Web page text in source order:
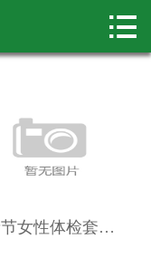
体检套餐
新闻资讯

母亲节女性体检套餐限时特惠